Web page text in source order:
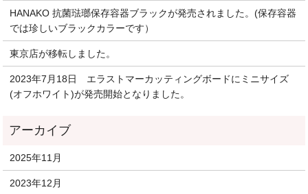
HANAKO 抗菌琺瑯保存容器ブラックが発売されました。(保存容器
では珍しいブラックカラーです）
東京店が移転しました。
2023年7月18日 エラストマーカッティングボードにミニサイズ
(オフホワイト)が発売開始となりました。
2025年11月
2023年12月